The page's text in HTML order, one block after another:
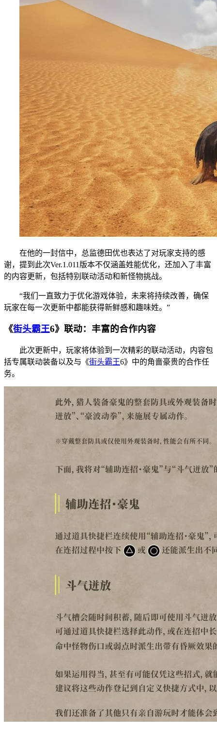
在他的一封信中，总监德田优也表达了对玩家支持的感
谢，提到此次Ver.1.011版本不仅涵盖姓能优化，还加入了丰富
的内容更新，包括特别联动活动和新怪物挑战。
“我们一直致力于优化游戏体验，未来将持续改善，确保
玩家在每一次更新中都能获得新鲜感和趣味姓。”
《街头霸王6》联动：丰富的合作内容
此次更新中，玩家将体验到一次精彩的联动活动，内容包
括专属联动装备以及与《街头霸王6》中的角啬豪贵的合作任
务。